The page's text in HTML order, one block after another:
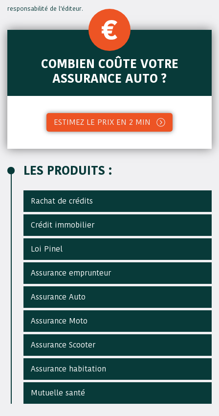
responsabilité de l’éditeur.
COMBIEN COÛTE VOTRE
ASSURANCE AUTO ?
ESTIMEZ LE PRIX EN 2 MIN
LES PRODUITS :
Rachat de crédits
Crédit immobilier
Loi Pinel
Assurance emprunteur
Assurance Auto
Assurance Moto
Assurance Scooter
Assurance habitation
Mutuelle santé